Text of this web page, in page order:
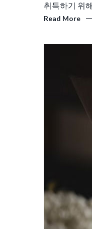
취득하기 위
Read More